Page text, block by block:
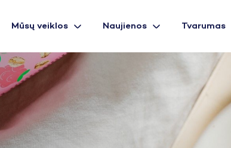
Mūsų veiklos Naujienos Tvarumas